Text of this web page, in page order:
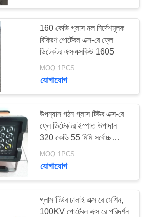
160 কেভি গ্লাস নল নির্দেশমূলক
বিকিরণ পোর্টেবল এক্স-রে ফ্লে
ডিটেকটর এক্সএক্সকিউ 1605
MOQ:1PCS
যোগাযোগ
উপন্যাস গঠন গ্লাস টিউব এক্স-রে
ফ্লে ডিটেকটর ইস্পাত উপাদান
320 কেভি 55 মিমি সর্বোচ্চ
অনুপ্রবেশ
MOQ:1PCS
যোগাযোগ
গ্লাস টিউব ঢালাই এক্স রে মেশিন,
100KV পোর্টেবল এক্স রে পরিদর্শন